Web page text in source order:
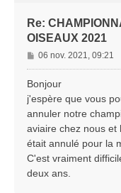
Re:
OISEAUX 2021
M
e
s
g
e
06 nov. 2021, 09:21
Bonjour
j'espère que vous
annuler notre
aviaire chez nous et
était annulé pour la
C'est vraiment
deux ans.